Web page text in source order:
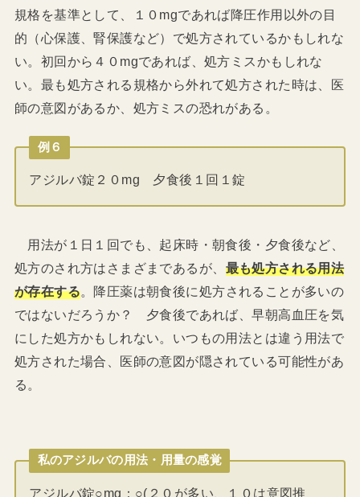
規格を基準として、１０mgであれば降圧作用以外の目
的（心保護、腎保護など）で処方されているかもしれな
い。初回から４０mgであれば、処方ミスかもしれな
い。最も処方される規格から外れて処方された時は、医
師の意図があるか、処方ミスの恐れがある。
例６
アジルバ錠２０mg 夕食後１回１錠
用法が１日１回でも、起床時・朝食後・夕食後など、
処方のされ方はさまざまであるが、 最も処方される用法
が存在する。降圧薬は朝食後に処方されることが多いの
ではないだろうか？ 夕食後であれば、早朝高血圧を気
にした処方かもしれない。いつもの用法とは違う用法で
処方された場合、医師の意図が隠されている可能性があ
る。
私のアジルバの用法・用量の感覚
アジルバ錠○mg：○(２０が多い、１０は意図推